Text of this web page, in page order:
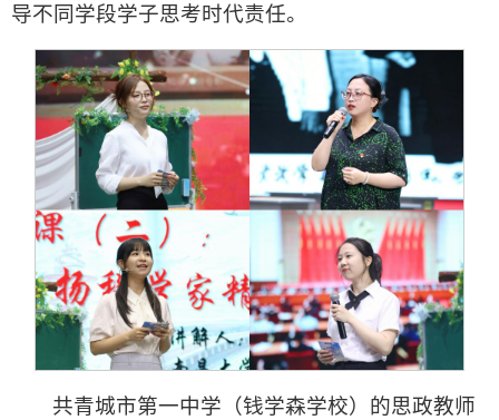
导不同学段学子思考时代责任。
共青城市第一中学（钱学森学校）的思政教师